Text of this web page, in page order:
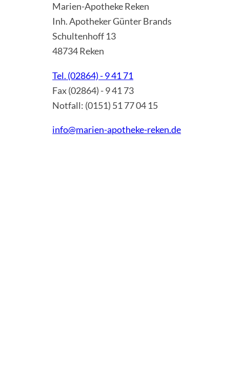
Marien-Apotheke Reken
Inh. Apotheker Günter Brands
Schultenhoff 13
48734 Reken
Tel. (02864) - 9 41 71
Fax (02864) - 9 41 73
Notfall: (0151) 51 77 04 15
info@marien-apotheke-reken.de